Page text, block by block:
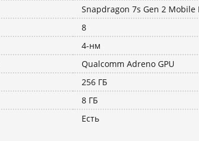
Snapdragon 7s Gen 2 Mobile
8
4-нм
Qualcomm Adreno GPU
256 ГБ
8 ГБ
Есть